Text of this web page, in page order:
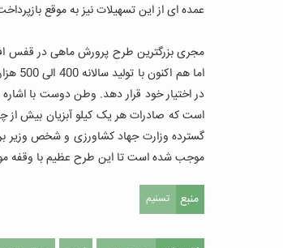
عمده ای از این تسهیلات نیز به موقع
مجری بزرگترین طرح پرورش ماهی در قفس
اما
در اختیار خود قرار دهد. وطن دوست با
است که صادرات هر یک کیلو آبزیان بیش از
گسترده وزارت جهاد کشاورزی و شخص وزیر
موجب شده است تا این طرح عظیم با وقفه
منبع تسنیم